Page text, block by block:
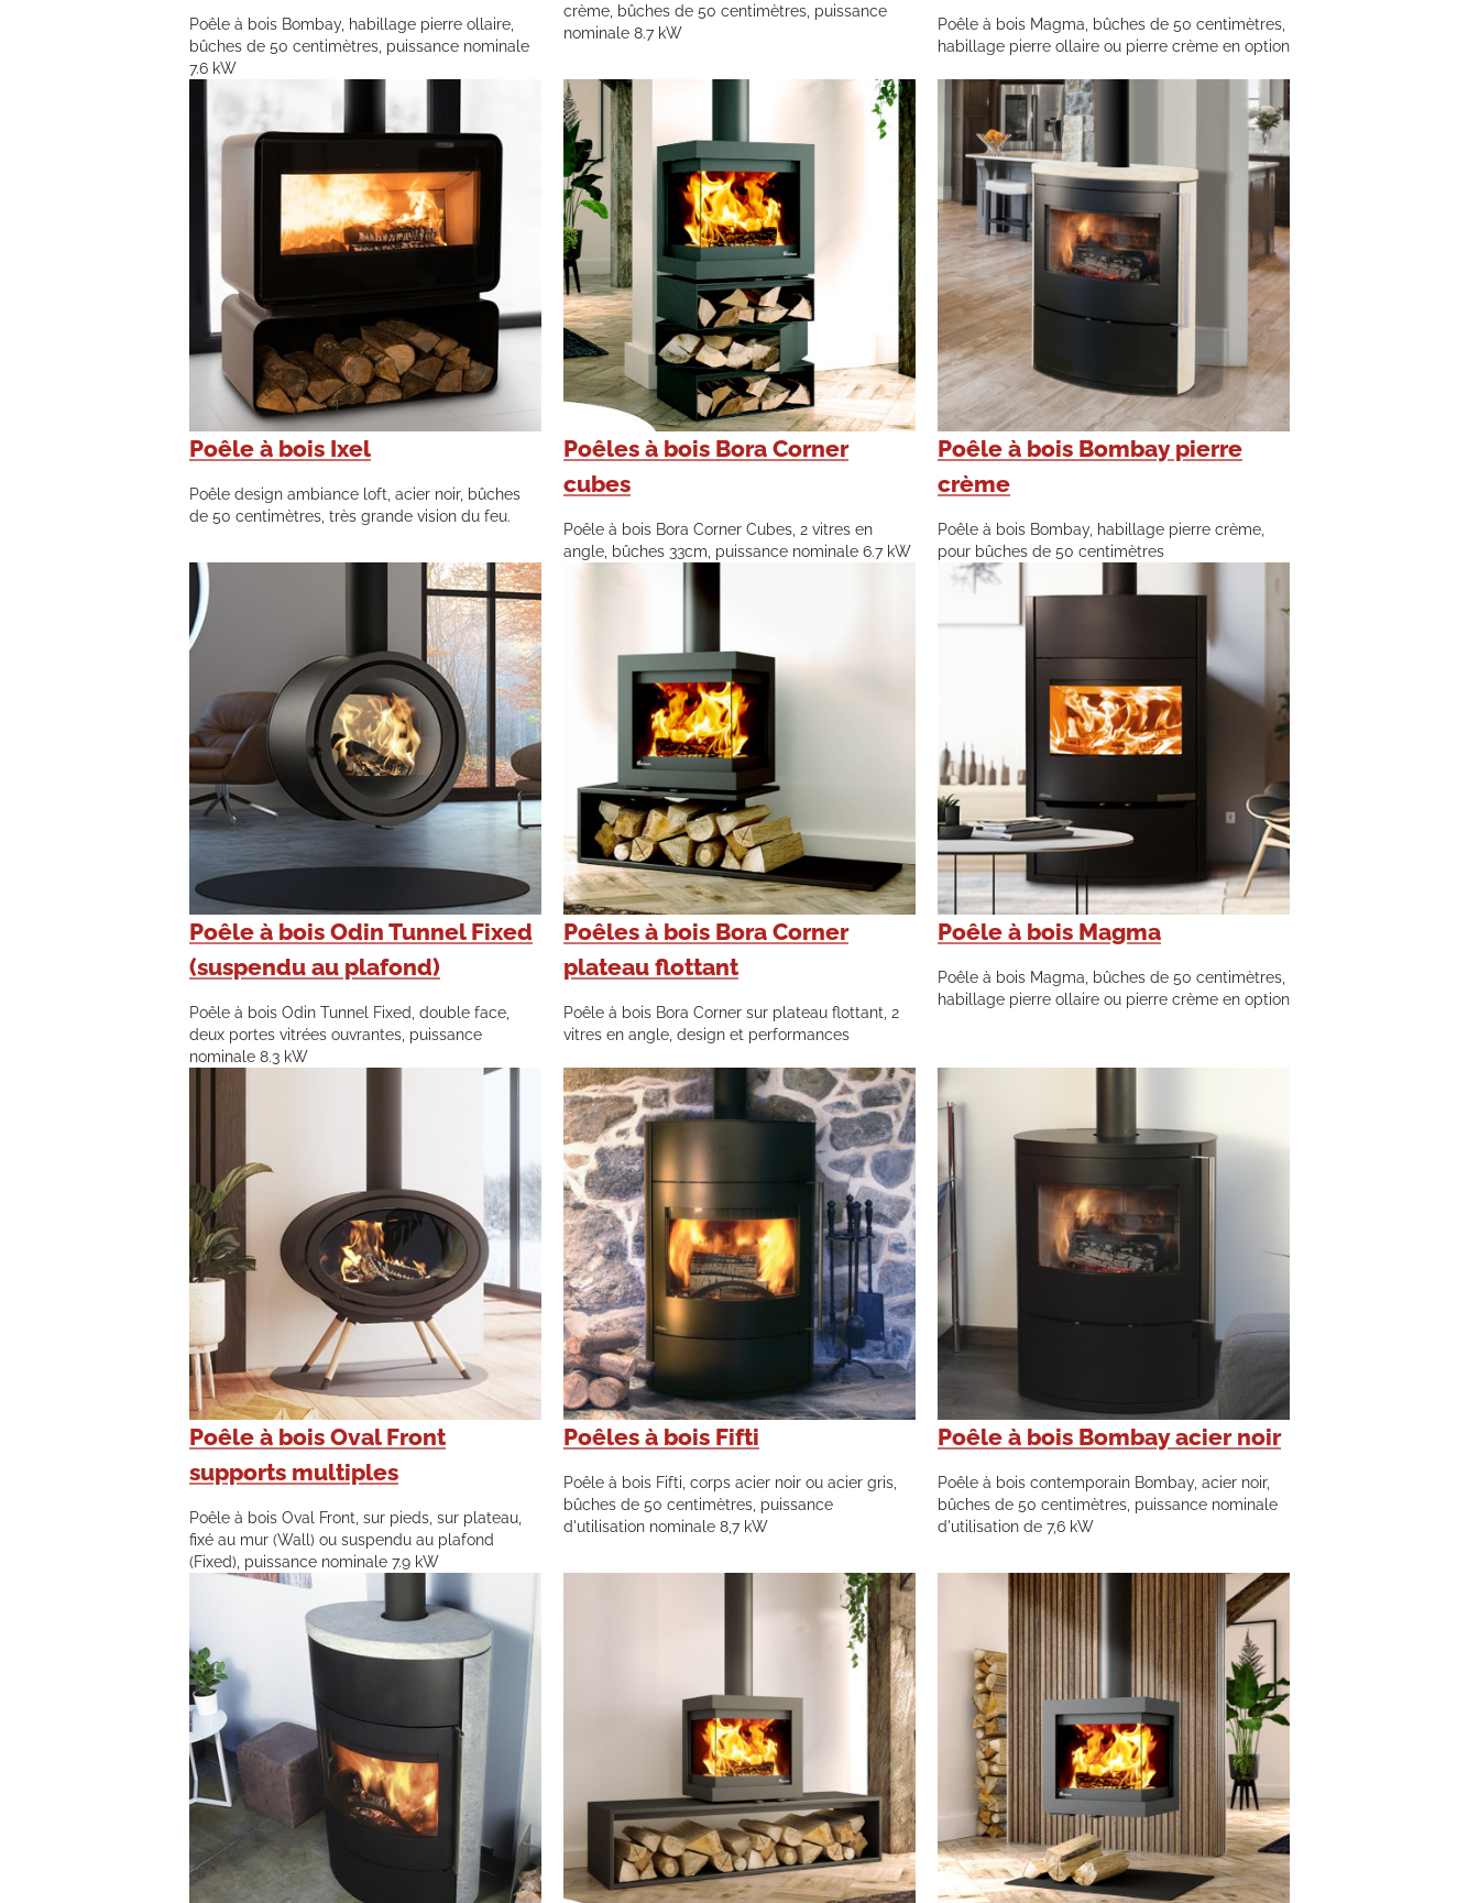
Poêle à bois Bombay, habillage pierre ollaire,
bûches de 50 centimètres, puissance nominale
7.6 kW
crème, bûches de 50 centimètres, puissance
nominale 8.7 kW
Poêle à bois Magma, bûches de 50 centimètres,
habillage pierre ollaire ou pierre crème en option
Poêle à bois Ixel
Poêle design ambiance loft, acier noir, bûches
de 50 centimètres, très grande vision du feu.
Poêles à bois Bora Corner
cubes
Poêle à bois Bora Corner Cubes, 2 vitres en
angle, bûches 33cm, puissance nominale 6.7 kW
Poêle à bois Bombay pierre
crème
Poêle à bois Bombay, habillage pierre crème,
pour bûches de 50 centimètres
Poêle à bois Odin Tunnel Fixed
(suspendu au plafond)
Poêle à bois Odin Tunnel Fixed, double face,
deux portes vitrées ouvrantes, puissance
nominale 8.3 kW
Poêles à bois Bora Corner
plateau flottant
Poêle à bois Bora Corner sur plateau flottant, 2
vitres en angle, design et performances
Poêle à bois Magma
Poêle à bois Magma, bûches de 50 centimètres,
habillage pierre ollaire ou pierre crème en option
Poêle à bois Oval Front
supports multiples
Poêle à bois Oval Front, sur pieds, sur plateau,
fixé au mur (Wall) ou suspendu au plafond
(Fixed), puissance nominale 7.9 kW
Poêles à bois Fifti
Poêle à bois Fifti, corps acier noir ou acier gris,
bûches de 50 centimètres, puissance
d'utilisation nominale 8,7 kW
Poêle à bois Bombay acier noir
Poêle à bois contemporain Bombay, acier noir,
bûches de 50 centimètres, puissance nominale
d'utilisation de 7,6 kW